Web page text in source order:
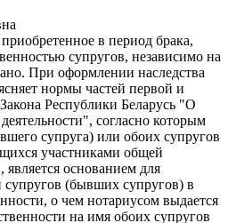
в период брака,
супругов, независимо на
При оформлении наследства
нормы частей первой и
Республики Беларусь "О
согласно которым
супруга) или обоих супругов
участниками общей
является основанием для
супругов (бывших супругов) в
о чем нотариусом выдается
на имя обоих супругов